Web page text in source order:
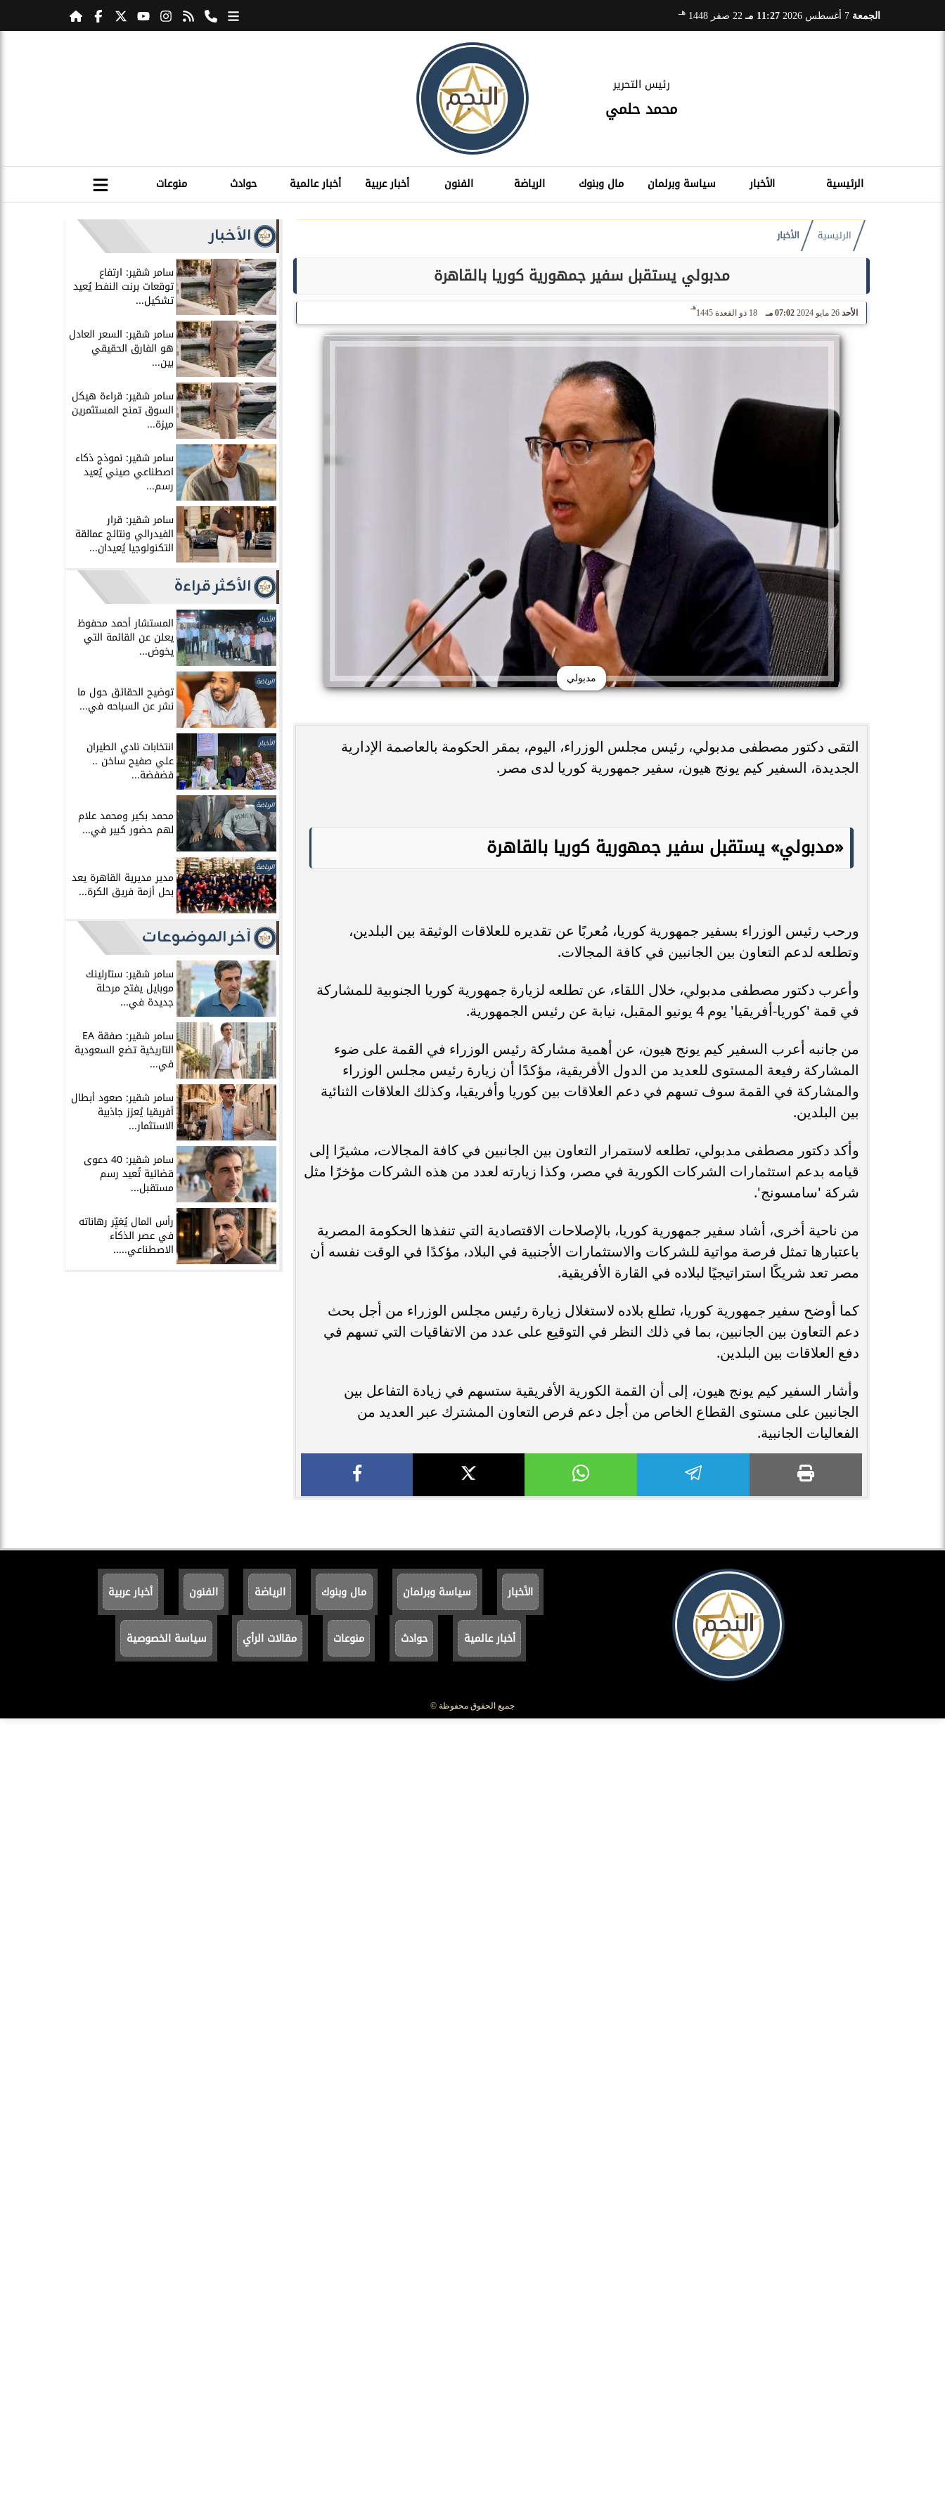
الجمعة 11:27 مـ 22 صفر 1448 هـ
رئيس التحرير
محمد حلمي
الرئيسية الأخبار سياسة وبرلمان مال وبنوك الرياضة الفنون أخبار عربية أخبار عالمية حوادث منوعات
الرئيسية الأخبار
مدبولي يستقبل سفير جمهورية كوريا بالقاهرة
الأحد 26 مايو 2024 07:02 مـ 18 ذو القعدة 1445
هـ
مدبولي
التقى دكتور مصطفى مدبولي، رئيس مجلس الوزراء، اليوم، بمقر الحكومة بالعاصمة الإدارية
الجديدة، السفير كيم يونج هيون، سفير جمهورية كوريا لدى مصر.
«مدبولي» يستقبل سفير جمهورية كوريا بالقاهرة
ورحب رئيس الوزراء بسفير جمهورية كوريا، مُعربًا عن تقديره للعلاقات الوثيقة بين البلدين،
وتطلعه لدعم التعاون بين الجانبين في كافة المجالات.
وأعرب دكتور مصطفى مدبولي، خلال اللقاء، عن تطلعه لزيارة جمهورية كوريا الجنوبية للمشاركة
في قمة 'كوريا-أفريقيا' يوم 4 يونيو المقبل، نيابة عن رئيس الجمهورية.
من جانبه أعرب السفير كيم يونج هيون، عن أهمية مشاركة رئيس الوزراء في القمة على ضوء
المشاركة رفيعة المستوى للعديد من الدول الأفريقية، مؤكدًا أن زيارة رئيس مجلس الوزراء
والمشاركة في القمة سوف تسهم في دعم العلاقات بين كوريا وأفريقيا، وكذلك العلاقات الثنائية
بين البلدين.
وأكد دكتور مصطفى مدبولي، تطلعه لاستمرار التعاون بين الجانبين في كافة المجالات، مشيرًا إلى
قيامه بدعم استثمارات الشركات الكورية في مصر، وكذا زيارته لعدد من هذه الشركات مؤخرًا مثل
شركة 'سامسونج'.
من ناحية أخرى، أشاد سفير جمهورية كوريا، بالإصلاحات الاقتصادية التي تنفذها الحكومة المصرية
باعتبارها تمثل فرصة مواتية للشركات والاستثمارات الأجنبية في البلاد، مؤكدًا في الوقت نفسه أن
مصر تعد شريكًا استراتيجيًا لبلاده في القارة الأفريقية.
كما أوضح سفير جمهورية كوريا، تطلع بلاده لاستغلال زيارة رئيس مجلس الوزراء من أجل بحث
دعم التعاون بين الجانبين، بما في ذلك النظر في التوقيع على عدد من الاتفاقيات التي تسهم في
دفع العلاقات بين البلدين.
وأشار السفير كيم يونج هيون، إلى أن القمة الكورية الأفريقية ستسهم في زيادة التفاعل بين
الجانبين على مستوى القطاع الخاص من أجل دعم فرص التعاون المشترك عبر العديد من
الفعاليات الجانبية.
الأخبار
سامر شقير: ارتفاع
توقعات برنت النفط يُعيد
تشكيل...
سامر شقير: السعر العادل
هو الفارق الحقيقي
بين...
سامر شقير: قراءة هيكل
السوق تمنح المستثمرين
ميزة...
سامر شقير: نموذج ذكاء
اصطناعي صيني يُعيد
رسم...
سامر شقير: قرار
الفيدرالي ونتائج عمالقة
التكنولوجيا يُعيدان...
الأكثر قراءة
الأخبار المستشار أحمد محفوظ
يعلن عن القائمة التي
يخوض...
الرياضة
توضيح الحقائق حول ما
نشر عن السباحه في...
الأخبار انتخابات نادي الطيران
علي صفيح ساخن ..
فضفضة...
الرياضة
محمد بكير ومحمد علام
لهم حضور كبير في...
الرياضة
مدير مديرية القاهرة يعد
بحل أزمة فريق الكرة...
آخر الموضوعات
سامر شقير: ستارلينك
موبايل يفتح مرحلة
جديدة في...
سامر شقير: صفقة EA
التاريخية تضع السعودية
في...
سامر شقير: صعود أبطال
أفريقيا يُعزز جاذبية
الاستثمار...
سامر شقير: 40 دعوى
قضائية تُعيد رسم
مستقبل...
رأس المال يُغيِّر رهاناته
في عصر الذكاء
الاصطناعي.....
الأخبار سياسة وبرلمان مال وبنوك الرياضة الفنون أخبار عربية
أخبار عالمية حوادث منوعات مقالات الرأي سياسة الخصوصية
جميع الحقوق محفوظة ©